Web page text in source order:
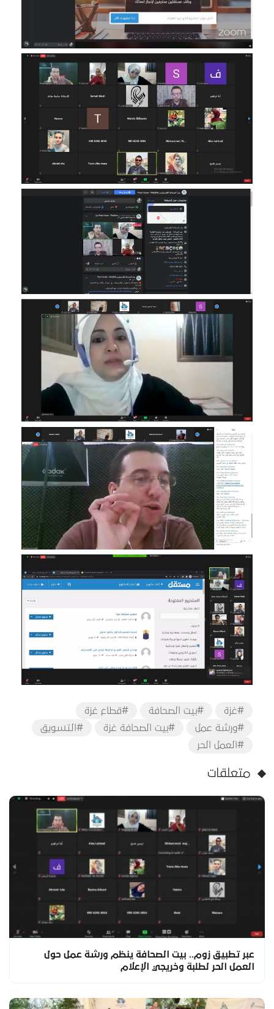
#غزة #بيت الصحافة
#قطاع غزة
#ورشة عمل
#بيت الصحافة غزة
#التسويق
#العمل الحر
متعلقات
عبر تطبيق زوم.. بيت الصحافة ينظم ورشة عمل حول
العمل الحر لطلبة وخريجي الإعلام